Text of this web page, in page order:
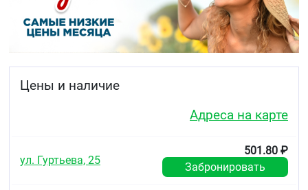
Показания
для уменьшения боли и скованности в
суставах и мышцах при повреждениях,
растяжениях и воспалении
при миалгии (мышечной боли) до и после
Повышенная чувствительность к любому
компоненту препарата
нарушение целостности кожных покровов и
Цены и наличие
Адреса на карте
ул. Гуртьева, 25
501.80 ₽
Забронировать